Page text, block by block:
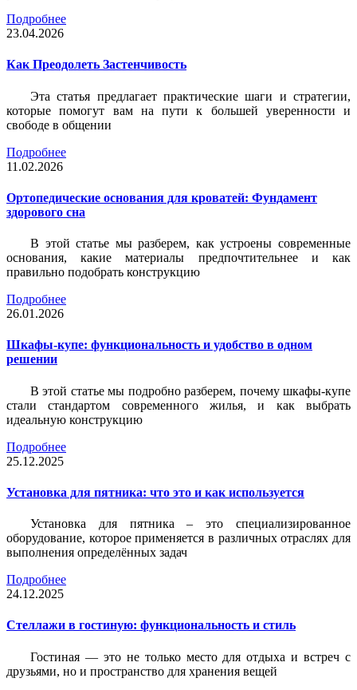
Подробнее
23.04.2026
Как Преодолеть Застенчивость
Эта статья предлагает практические шаги и стратегии,
которые помогут вам на пути к большей уверенности и
свободе в общении
Подробнее
11.02.2026
Ортопедические основания для кроватей: Фундамент
здорового сна
В этой статье мы разберем, как устроены современные
основания, какие материалы предпочтительнее и как
правильно подобрать конструкцию
Подробнее
26.01.2026
Шкафы-купе: функциональность и удобство в одном
решении
В этой статье мы подробно разберем, почему шкафы-купе
стали стандартом современного жилья, и как выбрать
идеальную конструкцию
Подробнее
25.12.2025
Установка для пятника: что это и как используется
Установка для пятника – это специализированное
оборудование, которое применяется в различных отраслях для
выполнения определённых задач
Подробнее
24.12.2025
Стеллажи в гостиную: функциональность и стиль
Гостиная — это не только место для отдыха и встреч с
друзьями, но и пространство для хранения вещей